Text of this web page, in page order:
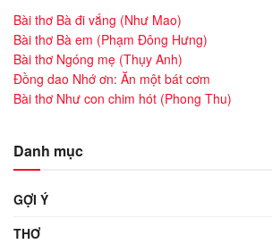
Bài thơ Bà đi vắng (Như Mao)
Bài thơ Bà em (Phạm Đông Hưng)
Bài thơ Ngóng mẹ (Thụy Anh)
Đồng dao Nhớ ơn: Ăn một bát cơm
Bài thơ Như con chim hót (Phong Thu)
Danh mục
GỢI Ý
THƠ